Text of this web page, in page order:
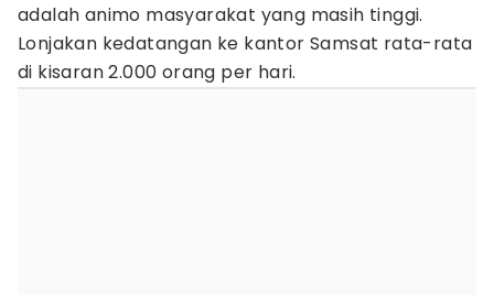
adalah animo masyarakat yang masih tinggi.
Lonjakan kedatangan ke kantor Samsat rata-rata
di kisaran 2.000 orang per hari.